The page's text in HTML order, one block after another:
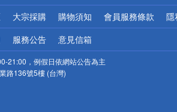
大宗採購 購物須知 會員服務條款 隱
服務公告 意見信箱
21:00，例假日依網站公告為主
路136號5樓 (台灣)